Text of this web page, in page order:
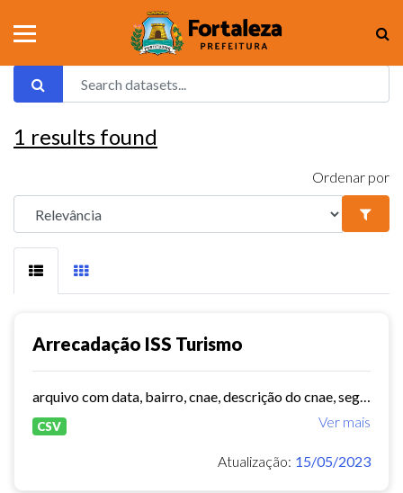
1 results found
Ordenar por
Arrecadação ISS Turismo
Ver mais
CSV
Atualização: 15/05/2023